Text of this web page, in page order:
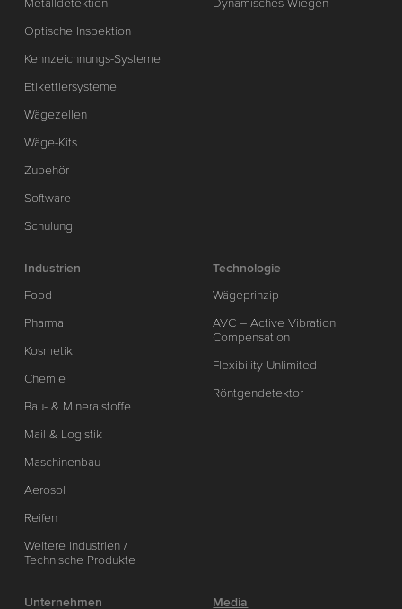
Metalldetektion
Optische Inspektion
Kennzeichnungs-Systeme
Etikettiersysteme
Wägezellen
Wäge-Kits
Zubehör
Software
Schulung
Dynamisches Wiegen
Industrien
Food
Pharma
Kosmetik
Chemie
Bau- & Mineralstoffe
Mail & Logistik
Maschinenbau
Aerosol
Reifen
Weitere Industrien /
Technische Produkte
Technologie
Wägeprinzip
AVC – Active Vibration
Compensation
Flexibility Unlimited
Röntgendetektor
Unternehmen
Media